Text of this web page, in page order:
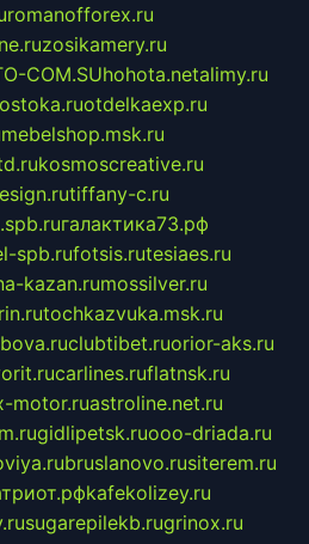
romanofforex.ru
zosikamery.ru
COM.SUhohota.netalimy.ru
otdelkaexp.ru
mebelshop.msk.ru
kosmoscreative.ru
tiffany-c.ru
галактика73.рф
spb.rufotsis.rutesiaes.ru
kazan.rumossilver.ru
tochkazvuka.msk.ru
clubtibet.ruorior-aks.ru
carlines.ruflatnsk.ru
motor.ruastroline.net.ru
gidlipetsk.ruooo-driada.ru
bruslanovo.rusiterem.ru
kafekolizey.ru
sugarepilekb.rugrinox.ru